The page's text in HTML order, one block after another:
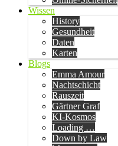
Wissen
History
Gesundheit
Daten
Karten
Blogs
Emma Amour
Nachtschicht
Rauszeit
Gärtner Graf
KI-Kosmos
Loading …
Down by Law